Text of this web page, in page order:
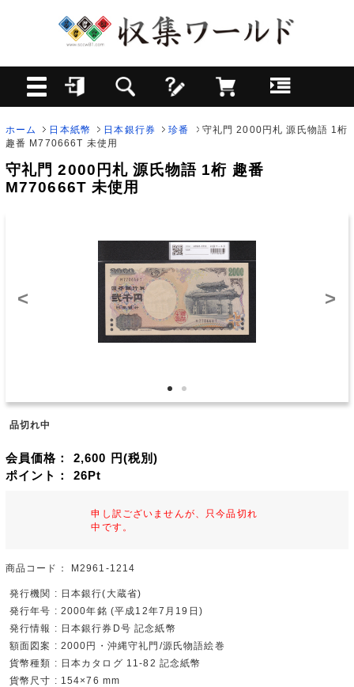
ホーム 日本紙幣 日本銀行券 珍番
守礼門 2000円札 源氏物語 1桁
趣番 M770666T 未使用
守礼門 2000円札 源氏物語 1桁 趣番
M770666T 未使用
< >
品切れ中
会員価格： 2,600 円(税別)
ポイント： 26Pt
申し訳ございませんが、只今品切れ
中です。
商品コード： M2961-1214
発行機関 : 日本銀行(大蔵省)
発行年号 : 2000年銘 (平成12年7月19日)
発行情報 : 日本銀行券D号 記念紙幣
額面図案 : 2000円・沖縄守礼門/源氏物語絵巻
貨幣種類 : 日本カタログ 11-82 記念紙幣
貨幣尺寸 : 154×76 mm